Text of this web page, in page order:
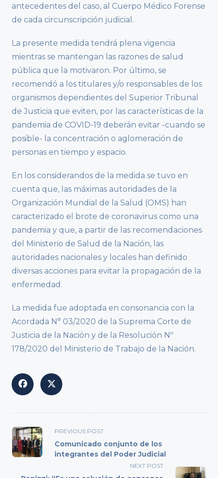
antecedentes del caso, al Cuerpo Médico Forense
de cada circunscripción judicial.
La presente medida tendrá plena vigencia
mientras se mantengan las razones de salud
pública que la motivaron. Por último, se
recomendó a los titulares y/o responsables de los
organismos dependientes del Superior Tribunal
de Justicia que eviten, por las características de la
pandemia de COVID-19 deberán evitar -cuando se
posible- la concentración o aglomeración de
personas en tiempo y espacio.
En los considerandos de la medida se tuvo en
cuenta que, las máximas autoridades de la
Organización Mundial de la Salud (OMS) han
caracterizado el brote de coronavirus como una
pandemia y que, a partir de las recomendaciones
del Ministerio de Salud de la Nación, las
autoridades nacionales y locales han definido
diversas acciones para evitar la propagación de la
enfermedad.
La medida fue adoptada en consonancia con la
Acordada N° 03/2020 de la Suprema Corte de
Justicia de la Nación y de la Resolución Nº
178/2020 del Ministerio de Trabajo de la Nación.
<span
class="nav-
subtitle
PREVIOUS POST
Comunicado conjunto de los
integrantes del Poder Judicial
NEXT POST